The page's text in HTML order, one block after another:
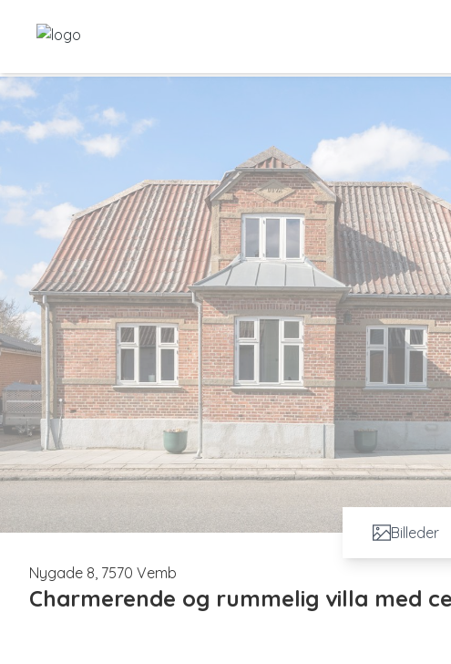
Billeder
Nygade 8, 7570 Vemb
Charmerende og rummelig villa med